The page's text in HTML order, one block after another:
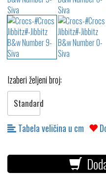
Izaberi željeni broj:
Standard
Tabela veličina u cm